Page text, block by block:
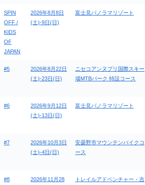
SPIN
OFF /
KIDS
OF
JAPAN
2026年8月8日
(土)-9日(日)
富士見パノラマリゾート
#5
2026年8月22日
(土)-23日(日)
ニセコアンヌプリ国際スキー
場MTBパーク 特設コース
#6
2026年9月12日
(土)-13日(日)
富士見パノラマリゾート
#7
2026年10月3日
(土)-4日(日)
安曇野市マウンテンバイクコ
ース
#8
2026年11月28
トレイルアドベンチャー・吉